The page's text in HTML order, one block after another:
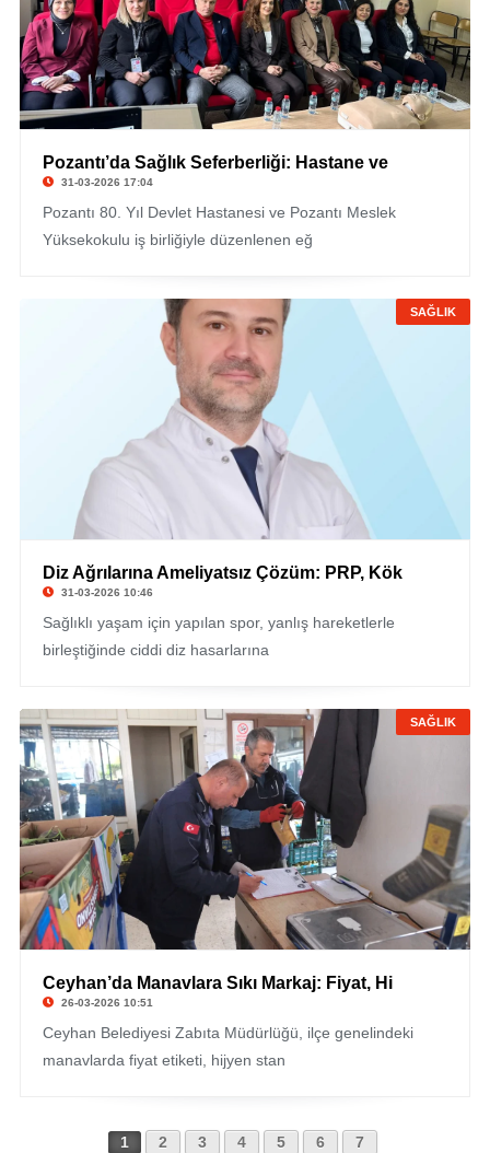
Pozantı’da Sağlık Seferberliği: Hastane ve
31-03-2026 17:04
Pozantı 80. Yıl Devlet Hastanesi ve Pozantı Meslek
Yüksekokulu iş birliğiyle düzenlenen eğ
SAĞLIK
Diz Ağrılarına Ameliyatsız Çözüm: PRP, Kök
31-03-2026 10:46
Sağlıklı yaşam için yapılan spor, yanlış hareketlerle
birleştiğinde ciddi diz hasarlarına
SAĞLIK
Ceyhan’da Manavlara Sıkı Markaj: Fiyat, Hi
26-03-2026 10:51
Ceyhan Belediyesi Zabıta Müdürlüğü, ilçe genelindeki
manavlarda fiyat etiketi, hijyen stan
1 2 3 4 5 6 7